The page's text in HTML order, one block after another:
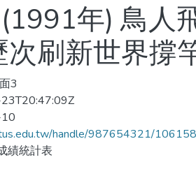
年) 鳥人
刷新世界撐
3
handle/987654321/106158
績統計表